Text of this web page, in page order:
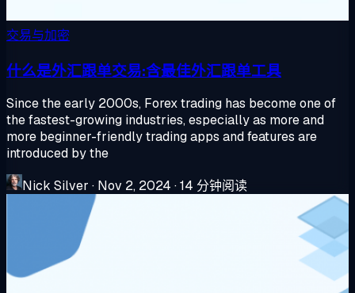
交易与加密
什么是外汇跟单交易:含最佳外汇跟单工具
Since the early 2000s, Forex trading has become one of
the fastest-growing industries, especially as more and
more beginner-friendly trading apps and features are
introduced by the
Nick Silver · Nov 2, 2024 ·14 分钟阅读